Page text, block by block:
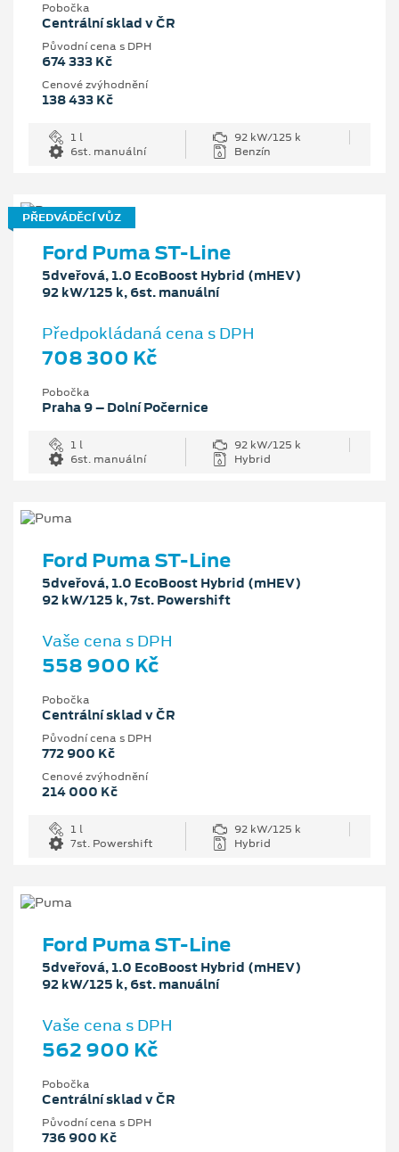
Pobočka
Centrální sklad v ČR
Původní cena s DPH
674 333 Kč
Cenové zvýhodnění
138 433 Kč
1 l
92 kW/125 k
6st. manuální
Benzín
PŘEDVÁDĚCÍ VŮZ
Ford Puma ST-Line
5dveřová, 1.0 EcoBoost Hybrid (mHEV)
92 kW/125 k, 6st. manuální
Předpokládaná cena s DPH
708 300 Kč
Pobočka
Praha 9 – Dolní Počernice
1 l
92 kW/125 k
6st. manuální
Hybrid
Ford Puma ST-Line
5dveřová, 1.0 EcoBoost Hybrid (mHEV)
92 kW/125 k, 7st. Powershift
Vaše cena s DPH
558 900 Kč
Pobočka
Centrální sklad v ČR
Původní cena s DPH
772 900 Kč
Cenové zvýhodnění
214 000 Kč
1 l
92 kW/125 k
7st. Powershift
Hybrid
Ford Puma ST-Line
5dveřová, 1.0 EcoBoost Hybrid (mHEV)
92 kW/125 k, 6st. manuální
Vaše cena s DPH
562 900 Kč
Pobočka
Centrální sklad v ČR
Původní cena s DPH
736 900 Kč